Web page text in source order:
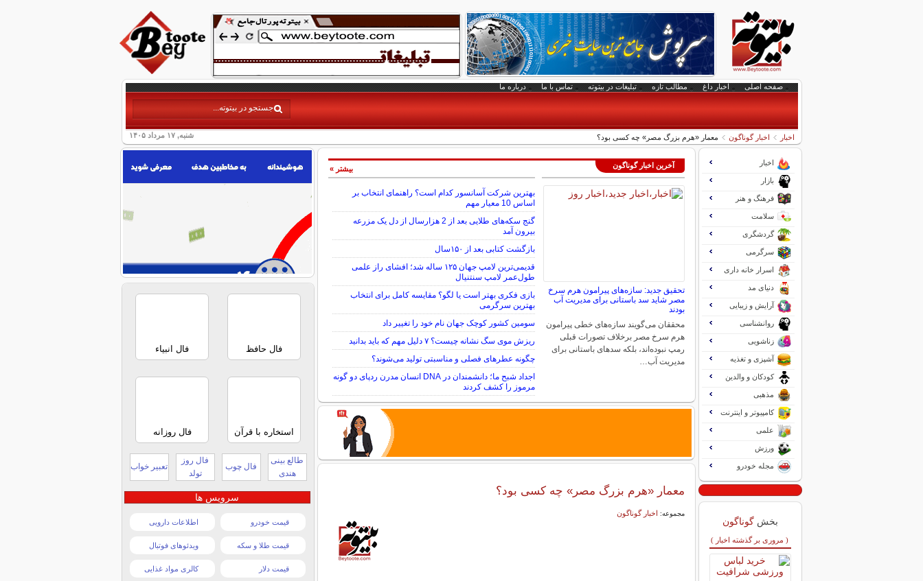
صفحه اصلی اخبار داغ مطالب تازه تبلیغات در بیتوته تماس با ما درباره ما
شنبه, ۱۷ مرداد ۱۴۰۵ اخبار اخبار گوناگون معمار «هرم بزرگ مصر» چه کسی بود؟
آخرین اخبار گوناگون
تحقیق جدید: سازه‌های پیرامون هرم سرخ
مصر شاید سد باستانی برای مدیریت آب
بودند
محققان می‌گویند سازه‌های خطی پیرامون
هرم سرخ مصر برخلاف تصورات قبلی
رمپ نبوده‌اند، بلکه سدهای باستانی برای
مدیریت آب…
بهترین شرکت آسانسور کدام است؟ راهنمای انتخاب بر
اساس 10 معیار مهم
گنج سکه‌های طلایی بعد از 2 هزارسال از دل یک مزرعه
بیرون آمد
بازگشت کتابی بعد از ۱۵۰سال
قدیمی‌ترین لامپ جهان ۱۲۵ ساله شد؛ افشای راز علمی
طول‌عمر لامپ سنتنیال
بازی فکری بهتر است یا لگو؟ مقایسه کامل برای انتخاب
بهترین سرگرمی
سومین کشور کوچک جهان نام خود را تغییر داد
ریزش موی سگ نشانه چیست؟ ۷ دلیل مهم که باید بدانید
چگونه عطرهای فصلی و مناسبتی تولید می‌شوند؟
اجداد شبح ما؛ دانشمندان در DNA انسان مدرن ردپای دو گونه
مرموز را کشف کردند
بیشتر »
معمار «هرم بزرگ مصر» چه کسی بود؟
مجموعه: اخبار گوناگون
اخبار
بازار
فرهنگ و هنر
سلامت
گردشگری
سرگرمی
اسرار خانه داری
دنیای مد
آرایش و زیبایی
روانشناسی
زناشویی
آشپزی و تغذیه
کودکان و والدین
مذهبی
کامپیوتر و اینترنت
علمی
ورزش
مجله خودرو
بخش گوناگون
( مروری بر گذشته اخبار )
فال حافظ فال انبیاء
استخاره با قرآن فال روزانه
طالع بینی
هندی
فال چوب
فال روز
تولد
تعبیر خواب
سرویس ها
قیمت خودرو اطلاعات دارویی
قیمت طلا و سکه ویدئوهای فوتبال
قیمت دلار کالری مواد غذایی